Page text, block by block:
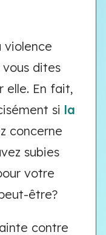
violence
dites
elle. En fait,
si la
concerne
subies
votre
être?
contre